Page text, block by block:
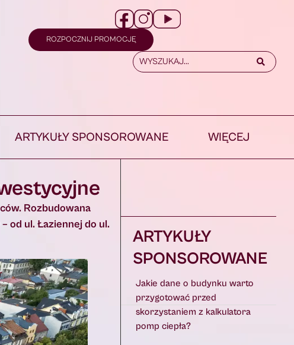
ROZPOCZNIJ PROMOCJĘ
ARTYKUŁY SPONSOROWANE WIĘCEJ
Rozbudowana
od ul. Łaziennej do ul.
ARTYKUŁY
SPONSOROWANE
Jakie dane o budynku warto
przygotować przed
skorzystaniem z kalkulatora
pomp ciepła?